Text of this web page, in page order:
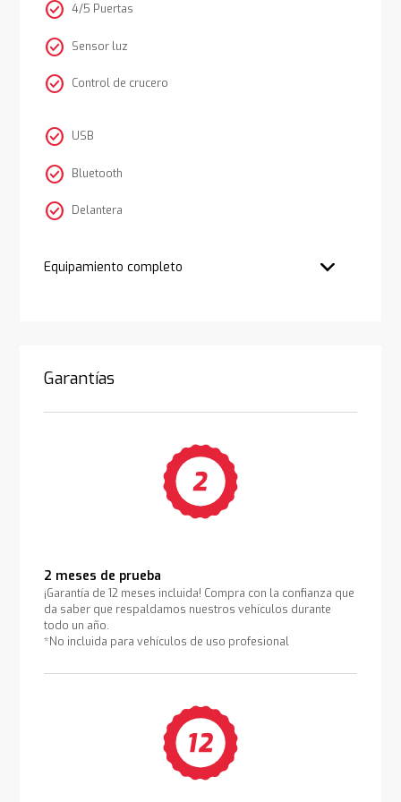
check_circle 4/5 Puertas
check_circle Sensor luz
check_circle Control de crucero
check_circle USB
check_circle Bluetooth
check_circle Delantera
Equipamiento completo
Garantías
2 meses de prueba
¡Garantía de 12 meses incluida! Compra con la confianza que
da saber que respaldamos nuestros vehículos durante
todo un año.
*No incluida para vehículos de uso profesional